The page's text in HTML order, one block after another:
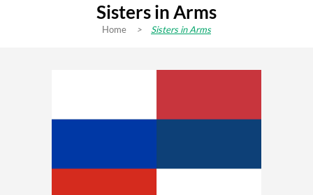
Sisters in Arms
Home > Sisters in Arms